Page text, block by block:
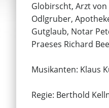
Globirscht, Arzt
Odlgruber,
Gutglaub, Notar
Praeses Richard
Musikanten: Klaus
Regie: Berthold